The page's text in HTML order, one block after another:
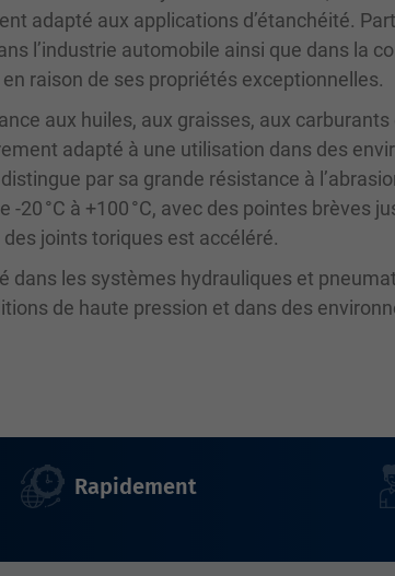
adapté aux applications d’étanchéité.
l’industrie automobile ainsi que dans la
raison de ses propriétés exceptionnelles.
aux huiles, aux graisses, aux
adapté à une utilisation dans des
par sa grande résistance à
°C à +100 °C, avec des pointes brèves
joints toriques est accéléré.
dans les systèmes hydrauliques et
de haute pression et dans des
Rapidement